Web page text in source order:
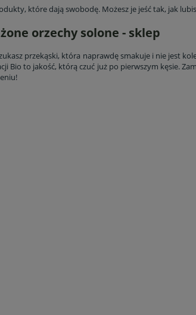
które dają swobodę. Możesz je jeść tak, jak
orzechy solone - sklep
przekąski, która naprawdę smakuje i nie jest
Bio to jakość, którą czuć już po pierwszym kęsie.